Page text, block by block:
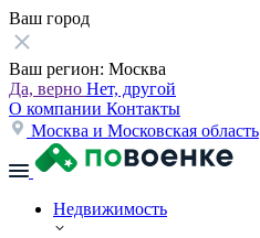
Ваш город
Ваш регион: Москва
Да, верно Нет, другой
О компании Контакты
Москва и Московская область
Недвижимость